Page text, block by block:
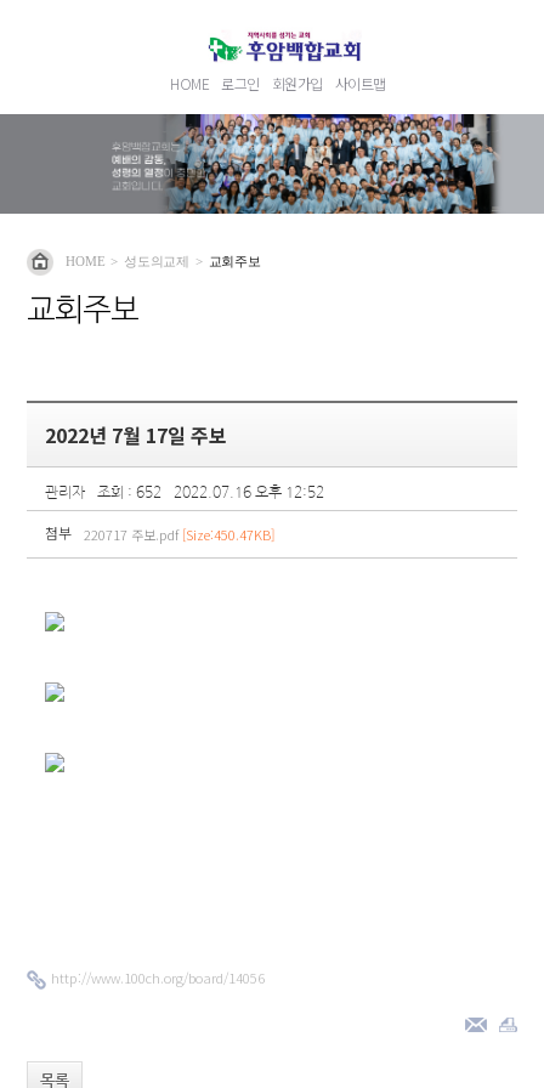
HOME 로그인 회원가입 사이트맵
HOME > 성도의교제 > 교회주보
교회주보
2022년 7월 17일 주보
관리자 조회 : 652 2022.07.16 오후 12:52
첨부 220717 주보.pdf [Size:450.47KB]
http://www.100ch.org/board/14056
목록